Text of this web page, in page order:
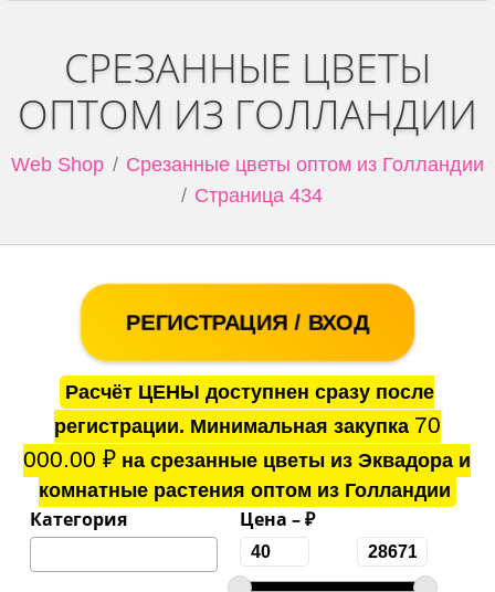
СРЕЗАННЫЕ ЦВЕТЫ
ОПТОМ ИЗ ГОЛЛАНДИИ
Web Shop
Срезанные цветы оптом из Голландии
Страница 434
РЕГИСТРАЦИЯ / ВХОД
Расчёт ЦЕНЫ доступнен сразу после
регистрации. Минимальная закупка 70
000.00₽ на срезанные цветы из Эквадора и
комнатные растения оптом из Голландии
Категория Цена – ₽